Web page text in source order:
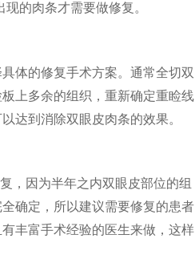
现的肉条才需要做修复。
体的修复手术方案。通常全切双
上多余的组织，重新确定重睑线
达到消除双眼皮肉条的效果。
，因为半年之内双眼皮部位的组
确定， 所以建议需要修复的患者
丰富手术经验的医生来做，这样